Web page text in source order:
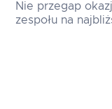
Nie przegap
zespołu na